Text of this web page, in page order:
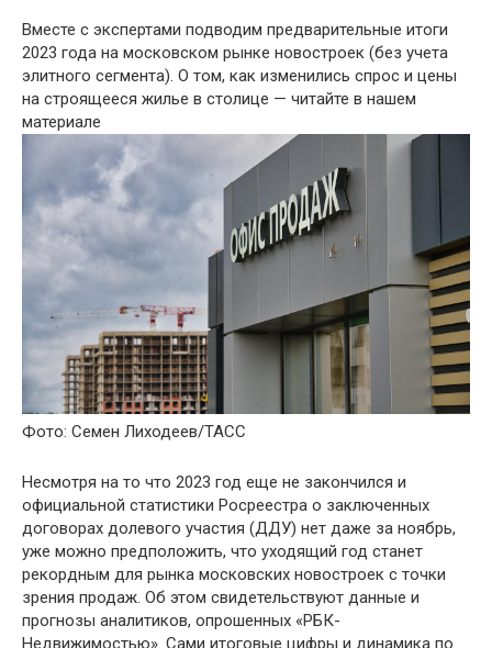
Вместе с экспертами подводим предварительные итоги
2023 года на московском рынке новостроек (без учета
элитного сегмента). О том, как изменились спрос и цены
на строящееся жилье в столице — читайте в нашем
материале
Фото: Семен Лиходеев/ТАСС
Несмотря на то что 2023 год еще не закончился и
официальной статистики Росреестра о заключенных
договорах долевого участия (ДДУ) нет даже за ноябрь,
уже можно предположить, что уходящий год станет
рекордным для рынка московских новостроек с точки
зрения продаж. Об этом свидетельствуют данные и
прогнозы аналитиков, опрошенных «РБК-
Недвижимостью». Сами итоговые цифры и динамика по